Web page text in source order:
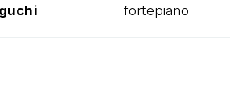
fortepiano